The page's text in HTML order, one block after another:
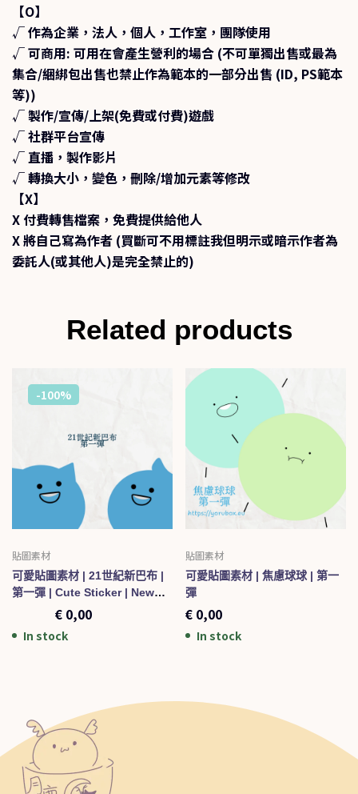
【O】
√ 作為企業，法人，個人，工作室，團隊使用
√ 可商用: 可用在會產生營利的場合 (不可單獨出售或最為
集合/綑綁包出售也禁止作為範本的一部分出售 (ID, PS範本
等))
√ 製作/宣傳/上架(免費或付費)遊戲
√ 社群平台宣傳
√ 直播，製作影片
√ 轉換大小，變色，刪除/增加元素等修改
【X】
X 付費轉售檔案，免費提供給他人
X 將自己寫為作者 (買斷可不用標註我但明示或暗示作者為
委託人(或其他人)是完全禁止的)
Related products
-100%
貼圖素材
可愛貼圖素材 | 21世紀新巴布 |
第一彈 | Cute Sticker | New
Baibu In The 21st Century
€ 0,00
In stock
貼圖素材
可愛貼圖素材 | 焦慮球球 | 第一
彈
€ 0,00
In stock